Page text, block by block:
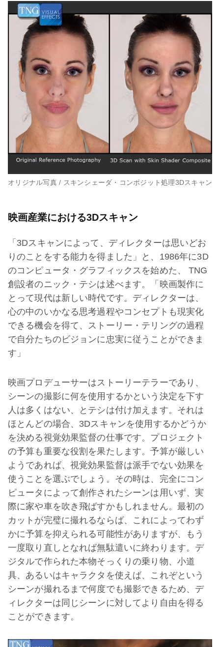
オリジナル写真 / スキンシェーダ・コンポジット処理3Dスキャン
映画産業における3Dスキャン
「3Dスキャンによって、ディレクターは思いどお
りのことをする能力を得ました」と、1986年に3D
のコンピュータ・グラフィックスを始めた、 TNG
創設者のニック・テシは述べます。「映画製作に
とって現代は新しい時代です。ディレクターは、
心の中のいかなる思考過程やコンセプトも現実化
できる機会を得て、ストーリー・テリングの過程
で自分たちのビジョンに忠実に従うことができま
す」
映画プロデューサーはストーリーテラーであり、
シーンの撮影に何を使用するかという決定を下す
人は多くはない、とテシは付け加えます。それは
ほとんどの場合、3Dスキャンを使用するかどうか
を決める視覚効果監督の仕事です。プロジェクト
の予算も重要な役割を果たします。予算が厳しい
ようであれば、視覚効果監督は派手でない効果を
使うことを選ぶでしょう。その時は、完全にコン
ピュータによって創作されたシーンは用いず、実
際に家や車を吹き飛ばすかもしれません。最初の
カットが完璧に撮れるならば、これによってわず
かに予算を抑えられる可能性がありますが、もう
一度取り直しとなれば無駄遣いに終わります。デ
ジタルで作られた本物そっくりの乗り物、小道
具、あるいはキャラクタを使えば、これぞという
シーンが撮れるまで何度でも撮影できるため、デ
ィレクターは同じシーンに対してより自由を得る
ことができます。